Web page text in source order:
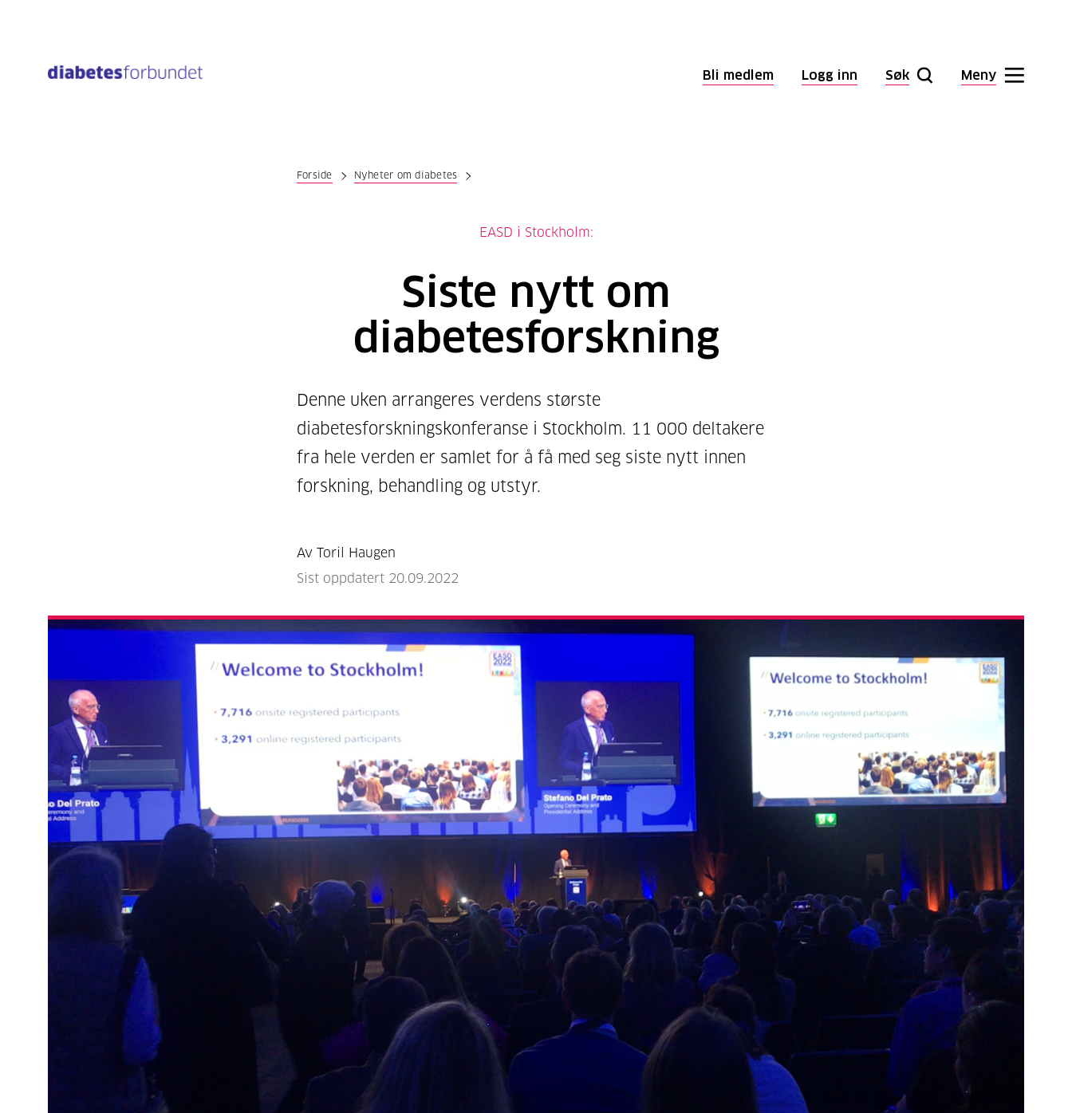
Bli medlem Logg inn Søk Meny
Forside Nyheter om diabetes
EASD i Stockholm:
Siste nytt om
diabetesforskning
Denne uken arrangeres verdens største
diabetesforskningskonferanse i Stockholm. 11 000 deltakere
fra hele verden er samlet for å få med seg siste nytt innen
forskning, behandling og utstyr.
Av Toril Haugen
Sist oppdatert 20.09.2022